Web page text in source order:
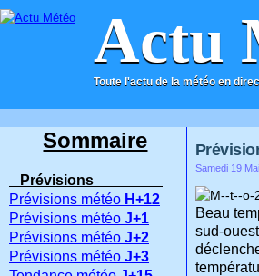
Actu
Toute l'actu de la météo en
ACCUEIL CONTACT
Samedi 19
Beau
sud-
Sommaire
Prévisions
Prévisions météo H+12
Prévisions météo J+1
Prévisions météo J+2
Prévisions météo J+3